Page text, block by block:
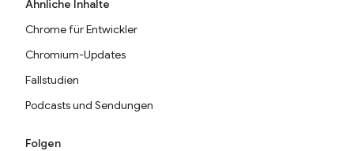
Ähnliche Inhalte
Chrome für Entwickler
Chromium-Updates
Fallstudien
Podcasts und Sendungen
Folgen